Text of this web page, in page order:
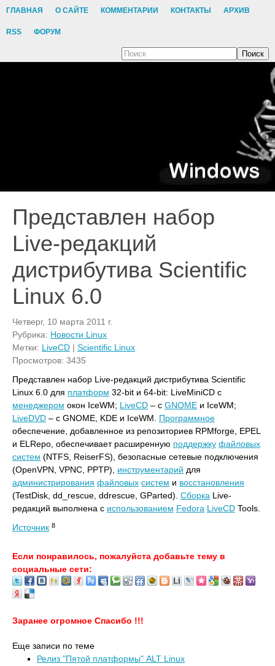
ГЛАВНАЯ О САЙТЕ КОММЕНТАРИИ КОНТАКТЫ АРХИВ
RSS ФОРУМ
Поиск
Представлен набор
Live-редакций
дистрибутива Scientific
Linux 6.0
Четверг, 10 марта 2011 г.
Рубрика: Новости Linux
Метки: LiveCD | Scientific Linux
Просмотров: 3435
Представлен набор Live-редакций дистрибутива Scientific
Linux 6.0 для платформ 32-bit и 64-bit: LiveMiniCD с
менеджером окон IceWM; LiveCD – с GNOME и IceWM;
LiveDVD – с GNOME, KDE и IceWM. Программное
обеспечение, добавленное из репозиториев RPMforge, EPEL
и ELRepo, обеспечивает расширенную поддержку файловых
систем (NTFS, ReiserFS), безопасные сетевые подключения
(OpenVPN, VPNC, PPTP), инструментарий для
администрирования файловых систем и восстановления
(TestDisk, dd_rescue, ddrescue, GParted). Сборка Live-
редакций выполнена с использованием Fedora LiveCD Tools.
Источник 8
Если понравилось, пожалуйста добавьте тему в
социальные сети:
Заранее огромное Спасибо !!!
Еще записи по теме
Релиз "Пятой платформы" ALT Linux